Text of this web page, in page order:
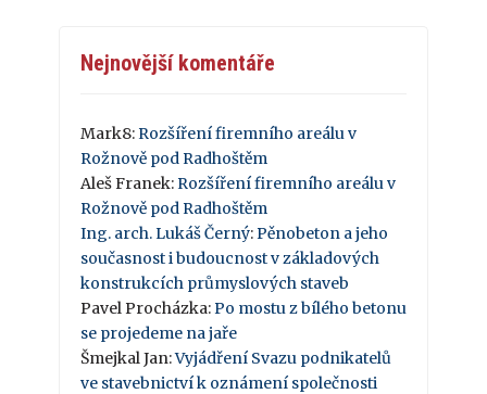
Nejnovější komentáře
Mark8: Rozšíření firemního areálu v
Rožnově pod Radhoštěm
Aleš Franek: Rozšíření firemního areálu v
Rožnově pod Radhoštěm
Ing. arch. Lukáš Černý: Pěnobeton a jeho
současnost i budoucnost v základových
konstrukcích průmyslových staveb
Pavel Procházka: Po mostu z bílého betonu
se projedeme na jaře
Šmejkal Jan:Vyjádření Svazu podnikatelů
ve stavebnictví k oznámení společnosti